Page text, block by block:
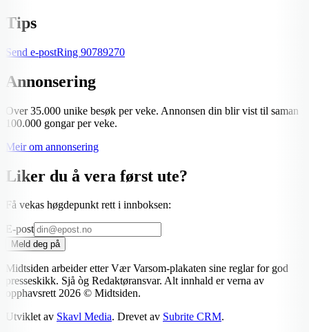
Tips
Send e-postRing 90789270
Annonsering
Over 35.000 unike besøk per veke. Annonsen din blir vist til saman
100.000 gongar per veke.
Meir om annonsering
Liker du å vera først ute?
Få vekas høgdepunkt rett i innboksen:
E-post
Meld deg på
Midtsiden arbeider etter Vær Varsom-plakaten sine reglar for god
presseskikk. Sjå òg Redaktøransvar. Alt innhald er verna av
opphavsrett2026 © Midtsiden.
Utviklet av Skavl Media. Drevet av Subrite CRM.